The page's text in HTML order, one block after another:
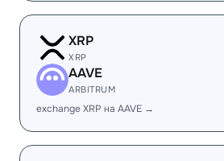
XRP
XRP
AAVE
ARBITRUM
exchange XRP на AAVE →